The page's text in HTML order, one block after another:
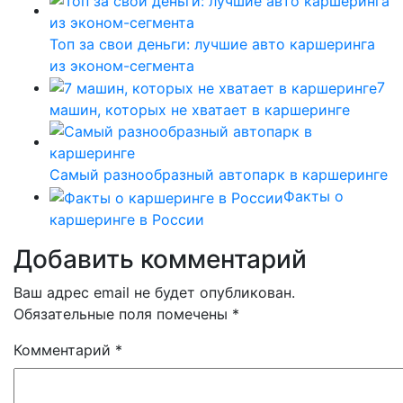
Топ за свои деньги: лучшие авто каршеринга
из эконом-сегмента
7
машин, которых не хватает в каршеринге
Самый разнообразный автопарк в каршеринге
Факты о
каршеринге в России
Добавить комментарий
Ваш адрес email не будет опубликован.
Обязательные поля помечены *
Комментарий *